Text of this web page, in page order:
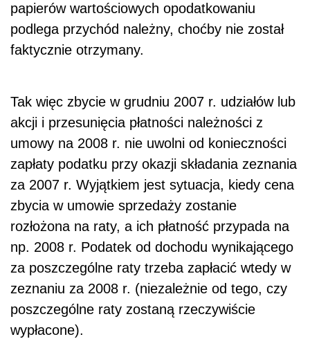
papierów wartościowych opodatkowaniu
podlega przychód należny, choćby nie został
faktycznie otrzymany.
Tak więc zbycie w grudniu 2007 r. udziałów lub
akcji i przesunięcia płatności należności z
umowy na 2008 r. nie uwolni od konieczności
zapłaty podatku przy okazji składania zeznania
za 2007 r. Wyjątkiem jest sytuacja, kiedy cena
zbycia w umowie sprzedaży zostanie
rozłożona na raty, a ich płatność przypada na
np. 2008 r. Podatek od dochodu wynikającego
za poszczególne raty trzeba zapłacić wtedy w
zeznaniu za 2008 r. (niezależnie od tego, czy
poszczególne raty zostaną rzeczywiście
wypłacone).